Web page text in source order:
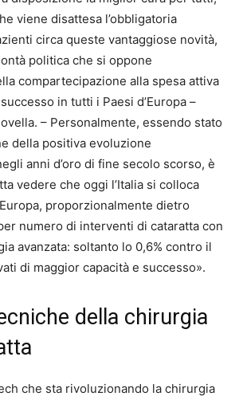
viene disattesa l’obbligatoria
circa queste vantaggiose novità,
politica che si oppone
compartecipazione alla spesa attiva
in tutti i Paesi d’Europa –
– Personalmente, essendo stato
della positiva evoluzione
anni d’oro di fine secolo scorso, è
vedere che oggi l’Italia si colloca
proporzionalmente dietro
numero di interventi di cataratta con
avanzata: soltanto lo 0,6% contro il
di maggior capacità e successo».
della chirurgia
che sta rivoluzionando la chirurgia